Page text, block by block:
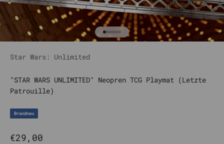
Gehe zu Element 1
Gehe zu Element 2
Gehe zu Element 3
Gehe zu Element 4
Gehe zu Element 5
Gehe zu Element 6
Star Wars: Unlimited
"STAR WARS UNLIMITED" Neopren TCG Playmat (Letzte
Patrouille)
Brandneu
Angebot
€29,00